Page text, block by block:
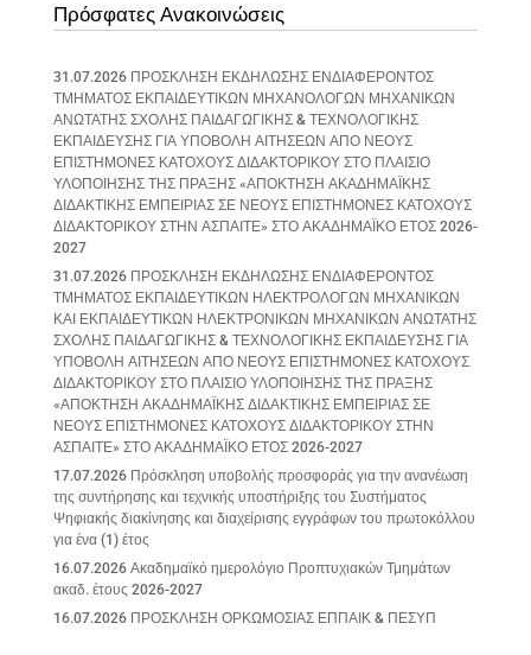
Πρόσφατες Ανακοινώσεις
31.07.2026 ΠΡΟΣΚΛΗΣΗ ΕΚΔΗΛΩΣΗΣ ΕΝΔΙΑΦΕΡΟΝΤΟΣ
ΤΜΗΜΑΤΟΣ ΕΚΠΑΙΔΕΥΤΙΚΩΝ ΜΗΧΑΝΟΛΟΓΩΝ ΜΗΧΑΝΙΚΩΝ
ΑΝΩΤΑΤΗΣ ΣΧΟΛΗΣ ΠΑΙΔΑΓΩΓΙΚΗΣ & ΤΕΧΝΟΛΟΓΙΚΗΣ
ΕΚΠΑΙΔΕΥΣΗΣ ΓΙΑ ΥΠΟΒΟΛΗ ΑΙΤΗΣΕΩΝ ΑΠΟ ΝΕΟΥΣ
ΕΠΙΣΤΗΜΟΝΕΣ ΚΑΤΟΧΟΥΣ ΔΙΔΑΚΤΟΡΙΚΟΥ ΣΤΟ ΠΛΑΙΣΙΟ
ΥΛΟΠΟΙΗΣΗΣ ΤΗΣ ΠΡΑΞΗΣ «ΑΠΟΚΤΗΣΗ ΑΚΑΔΗΜΑΪΚΗΣ
ΔΙΔΑΚΤΙΚΗΣ ΕΜΠΕΙΡΙΑΣ ΣΕ ΝΕΟΥΣ ΕΠΙΣΤΗΜΟΝΕΣ ΚΑΤΟΧΟΥΣ
ΔΙΔΑΚΤΟΡΙΚΟΥ ΣΤΗΝ ΑΣΠΑΙΤΕ» ΣΤΟ ΑΚΑΔΗΜΑΪΚΟ ΕΤΟΣ 2026-
2027
31.07.2026 ΠΡΟΣΚΛΗΣΗ ΕΚΔΗΛΩΣΗΣ ΕΝΔΙΑΦΕΡΟΝΤΟΣ
ΤΜΗΜΑΤΟΣ ΕΚΠΑΙΔΕΥΤΙΚΩΝ ΗΛΕΚΤΡΟΛΟΓΩΝ ΜΗΧΑΝΙΚΩΝ
ΚΑΙ ΕΚΠΑΙΔΕΥΤΙΚΩΝ ΗΛΕΚΤΡΟΝΙΚΩΝ ΜΗΧΑΝΙΚΩΝ ΑΝΩΤΑΤΗΣ
ΣΧΟΛΗΣ ΠΑΙΔΑΓΩΓΙΚΗΣ & ΤΕΧΝΟΛΟΓΙΚΗΣ ΕΚΠΑΙΔΕΥΣΗΣ ΓΙΑ
ΥΠΟΒΟΛΗ ΑΙΤΗΣΕΩΝ ΑΠΟ ΝΕΟΥΣ ΕΠΙΣΤΗΜΟΝΕΣ ΚΑΤΟΧΟΥΣ
ΔΙΔΑΚΤΟΡΙΚΟΥ ΣΤΟ ΠΛΑΙΣΙΟ ΥΛΟΠΟΙΗΣΗΣ ΤΗΣ ΠΡΑΞΗΣ
«ΑΠΟΚΤΗΣΗ ΑΚΑΔΗΜΑΪΚΗΣ ΔΙΔΑΚΤΙΚΗΣ ΕΜΠΕΙΡΙΑΣ ΣΕ
ΝΕΟΥΣ ΕΠΙΣΤΗΜΟΝΕΣ ΚΑΤΟΧΟΥΣ ΔΙΔΑΚΤΟΡΙΚΟΥ ΣΤΗΝ
ΑΣΠΑΙΤΕ» ΣΤΟ ΑΚΑΔΗΜΑΪΚΟ ΕΤΟΣ 2026-2027
17.07.2026 Πρόσκληση υποβολής προσφοράς για την ανανέωση
της συντήρησης και τεχνικής υποστήριξης του Συστήματος
Ψηφιακής διακίνησης και διαχείρισης εγγράφων του πρωτοκόλλου
για ένα (1) έτος
16.07.2026 Ακαδημαϊκό ημερολόγιο Προπτυχιακών Τμημάτων
ακαδ. έτους 2026-2027
16.07.2026 ΠΡΟΣΚΛΗΣΗ ΟΡΚΩΜΟΣΙΑΣ ΕΠΠΑΙΚ & ΠΕΣΥΠ